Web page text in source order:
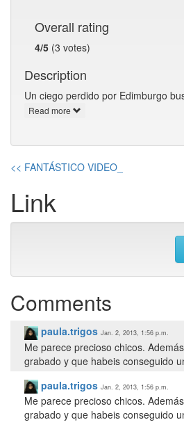
Overall rating
4/5 (3 votes)
Description
Un ciego perdido por Edimburgo
Read more
<< FANTÁSTICO VIDEO_
Link
Comments
paula.trigos Jan. 2, 2013, 1:56 p.m.
Me parece precioso chicos.
grabado y que habeis conseguido
paula.trigos Jan. 2, 2013, 1:56 p.m.
Me parece precioso chicos.
grabado y que habeis conseguido